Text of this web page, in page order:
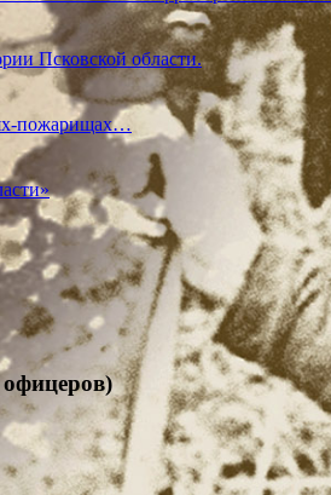
Псковской области.
пожарищах…